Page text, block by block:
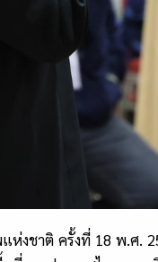
ห่งชาติ ครั้งที่ 18 พ.ศ.